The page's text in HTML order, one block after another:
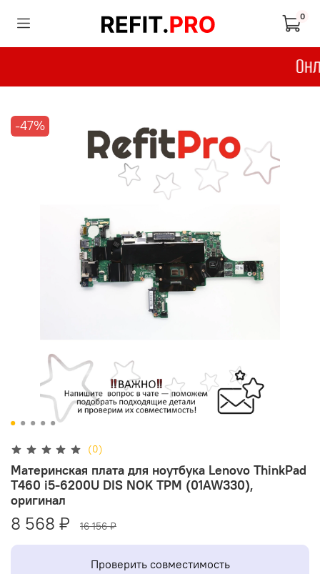
0
-47%
(0)
Материнская плата для ноутбука Lenovo ThinkPad
T460 i5-6200U DIS NOK TPM (01AW330),
оригинал
8 568 ₽ 16 156 ₽
Проверить совместимость